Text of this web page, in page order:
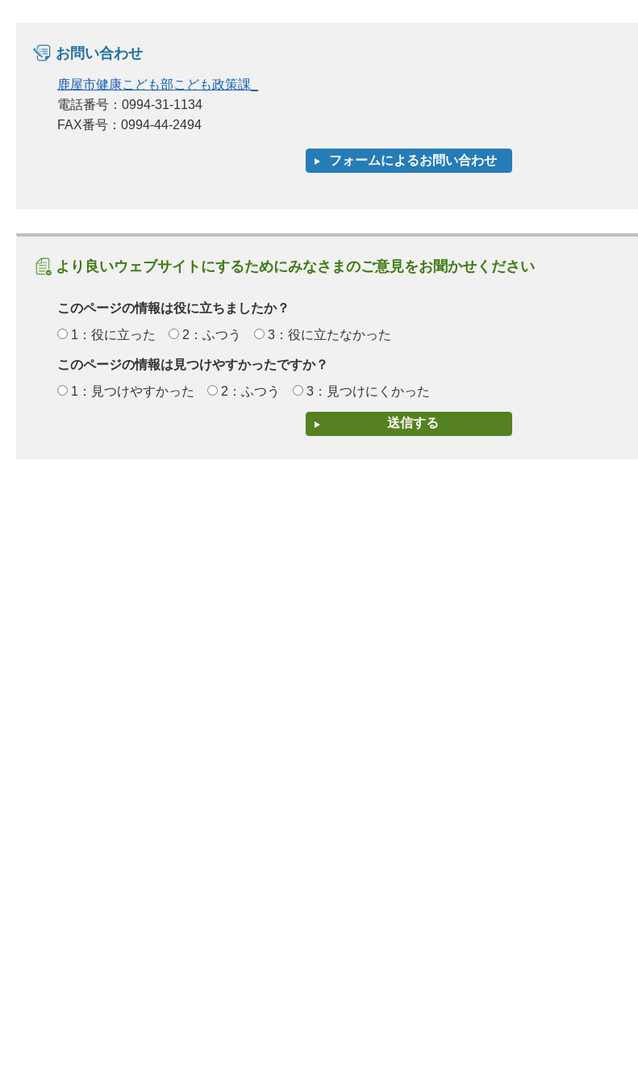
お問い合わせ
鹿屋市健康こども部こども政策課_
電話番号：0994-31-1134
FAX番号：0994-44-2494
より良いウェブサイトにするためにみなさまのご意見をお聞かせください
このページの情報は役に立ちましたか？
1：役に立った
2：ふつう 3：役に立たなかった
このページの情報は見つけやすかったですか？
1：見つけやすかった
2：ふつう 3：見つけにくかった